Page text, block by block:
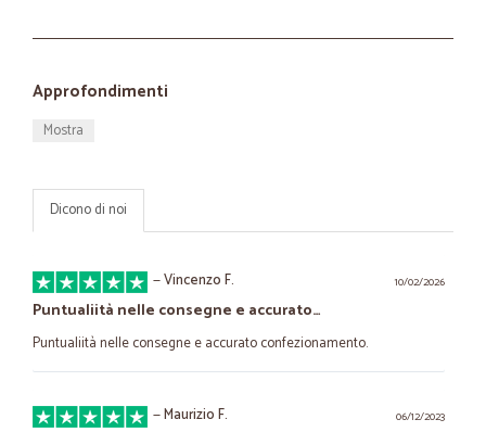
Approfondimenti
Mostra
Dicono di noi
10/02/2026
—Vincenzo F.
Puntualiità nelle consegne e accurato…
Puntualiità nelle consegne e accurato confezionamento.
06/12/2023
—Maurizio F.